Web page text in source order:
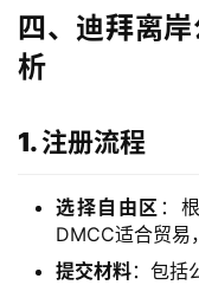
四、迪拜离
析
1. 注册流程
选择自由区 ：
DMCC适合贸易
提交材料：包括